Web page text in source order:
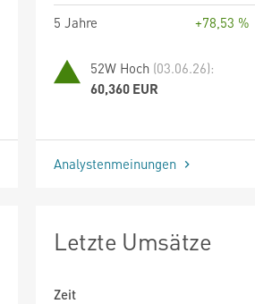
5 Jahre
+78,53 %
52W Hoch (03.06.26):
60,360 EUR
Analystenmeinungen
Letzte Umsätze
Zeit